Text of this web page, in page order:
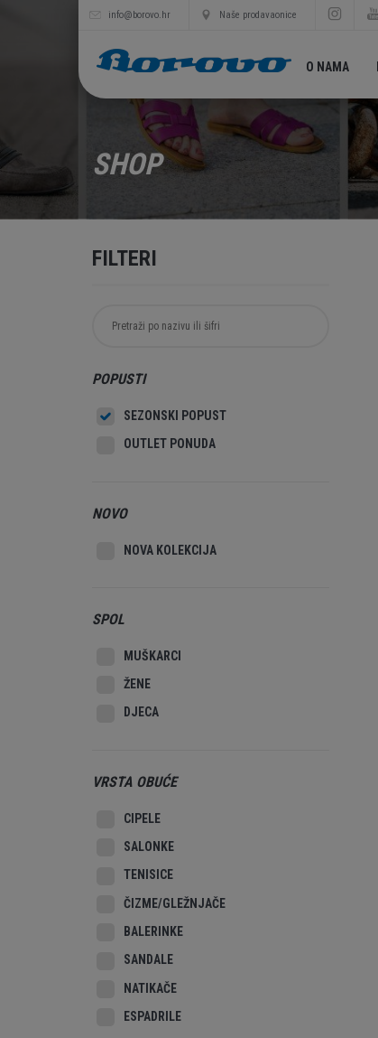
info@borovo.hr Naše prodavaonice
O NAMA
SHOP
FILTERI
POPUSTI
SEZONSKI POPUST
OUTLET PONUDA
NOVO
NOVA KOLEKCIJA
SPOL
MUŠKARCI
ŽENE
DJECA
VRSTA OBUĆE
CIPELE
SALONKE
TENISICE
ČIZME/GLEŽNJAČE
BALERINKE
SANDALE
NATIKAČE
ESPADRILE